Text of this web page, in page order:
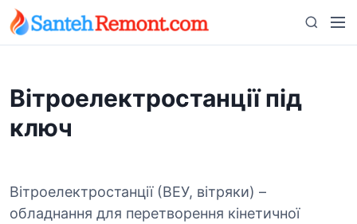
i
S
e
M
e
Вітроелектростанції під
ключ
Вітроелектростанції (ВЕУ, вітряки) –
обладнання для перетворення кінетичної